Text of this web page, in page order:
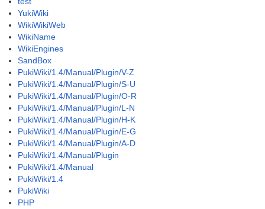
YukiWiki
WikiWikiWeb
WikiName
WikiEngines
SandBox
PukiWiki/1.4/Manual/Plugin/V-Z
PukiWiki/1.4/Manual/Plugin/S-U
PukiWiki/1.4/Manual/Plugin/O-R
PukiWiki/1.4/Manual/Plugin/L-N
PukiWiki/1.4/Manual/Plugin/H-K
PukiWiki/1.4/Manual/Plugin/E-G
PukiWiki/1.4/Manual/Plugin/A-D
PukiWiki/1.4/Manual/Plugin
PukiWiki/1.4/Manual
PukiWiki/1.4
PukiWiki
PHP